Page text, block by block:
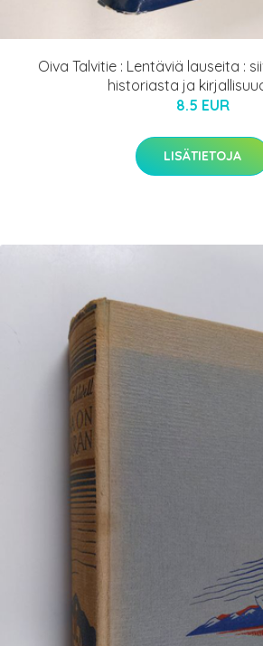
Oiva Talvitie : Lentäviä lauseita :
historiasta ja
8.5 EUR
LISÄTIETOJA